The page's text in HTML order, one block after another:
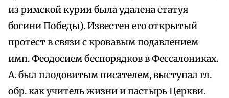
из римской курии была удалена статуя
богини Победы). Известен его открытый
протест в связи с кровавым подавлением
имп. Феодосием беспорядков в Фессалониках.
А. был плодовитым писателем, выступал гл.
обр. как учитель жизни и пастырь Церкви.